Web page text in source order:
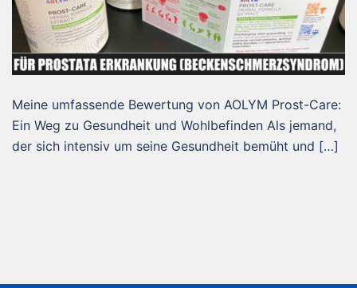
Meine umfassende Bewertung von AOLYM Prost-Care:
Ein Weg zu Gesundheit und Wohlbefinden Als jemand,
der sich intensiv um seine Gesundheit bemüht und […]